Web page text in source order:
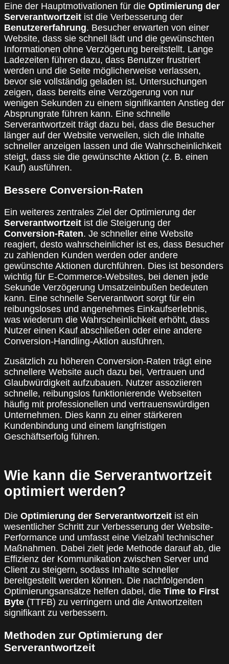
Eine der Hauptmotivationen für die Optimierung der
Serverantwortzeit ist die Verbesserung der
Benutzererfahrung. Besucher erwarten von einer
Website, dass sie schnell lädt und die gewünschten
Informationen ohne Verzögerung bereitstellt. Lange
Ladezeiten führen dazu, dass Benutzer frustriert
werden und die Seite möglicherweise verlassen,
bevor sie vollständig geladen ist. Untersuchungen
zeigen, dass bereits eine Verzögerung von nur
wenigen Sekunden zu einem signifikanten Anstieg der
Absprungrate führen kann. Eine schnelle
Serverantwortzeit trägt dazu bei, dass die Besucher
länger auf der Website verweilen, sich die Inhalte
schneller anzeigen lassen und die Wahrscheinlichkeit
steigt, dass sie die gewünschte Aktion (z. B. einen
Kauf) ausführen.
Bessere Conversion-Raten
Ein weiteres zentrales Ziel der Optimierung der
Serverantwortzeit ist die Steigerung der
Conversion-Raten. Je schneller eine Website
reagiert, desto wahrscheinlicher ist es, dass Besucher
zu zahlenden Kunden werden oder andere
gewünschte Aktionen durchführen. Dies ist besonders
wichtig für E-Commerce-Websites, bei denen jede
Sekunde Verzögerung Umsatzeinbußen bedeuten
kann. Eine schnelle Serverantwort sorgt für ein
reibungsloses und angenehmes Einkaufserlebnis,
was wiederum die Wahrscheinlichkeit erhöht, dass
Nutzer einen Kauf abschließen oder eine andere
Conversion-Handling-Aktion ausführen.
Zusätzlich zu höheren Conversion-Raten trägt eine
schnellere Website auch dazu bei, Vertrauen und
Glaubwürdigkeit aufzubauen. Nutzer assoziieren
schnelle, reibungslos funktionierende Webseiten
häufig mit professionellen und vertrauenswürdigen
Unternehmen. Dies kann zu einer stärkeren
Kundenbindung und einem langfristigen
Geschäftserfolg führen.
Wie kann die Serverantwortzeit
optimiert werden?
Die Optimierung der Serverantwortzeit ist ein
wesentlicher Schritt zur Verbesserung der Website-
Performance und umfasst eine Vielzahl technischer
Maßnahmen. Dabei zielt jede Methode darauf ab, die
Effizienz der Kommunikation zwischen Server und
Client zu steigern, sodass Inhalte schneller
bereitgestellt werden können. Die nachfolgenden
Optimierungsansätze helfen dabei, die Time to First
Byte (TTFB) zu verringern und die Antwortzeiten
signifikant zu verbessern.
Methoden zur Optimierung der
Serverantwortzeit